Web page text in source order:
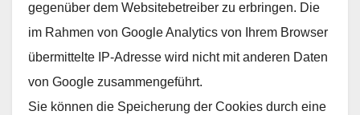
gegenüber dem Websitebetreiber zu erbringen. Die
im Rahmen von Google Analytics von Ihrem Browser
übermittelte IP-Adresse wird nicht mit anderen Daten
von Google zusammengeführt.
Sie können die Speicherung der Cookies durch eine